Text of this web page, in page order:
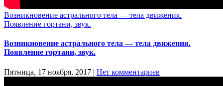
Возникновение астрального тела — тела движения.
Появление гортани, звук.
Возникновение астрального тела — тела движения.
Появление гортани, звук.
Пятница, 17 ноября, 2017 | Нет комментариев